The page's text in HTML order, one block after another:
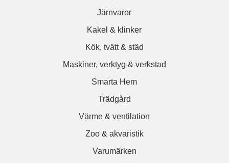
Järnvaror
Kakel & klinker
Kök, tvätt & städ
Maskiner, verktyg & verkstad
Smarta Hem
Trädgård
Värme & ventilation
Zoo & akvaristik
Varumärken